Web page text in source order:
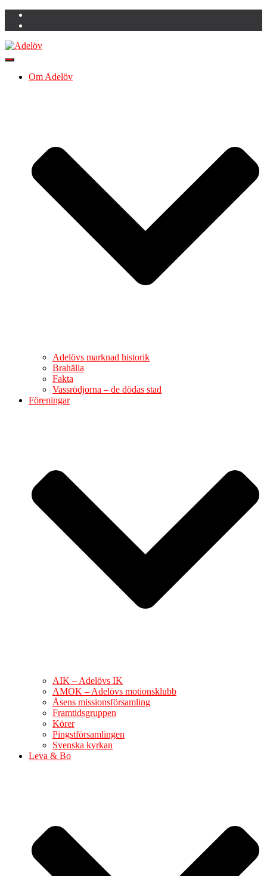
Slå på/av navigering
Om Adelöv
Adelövs marknad historik
Brahälla
Fakta
Vassrödjorna – de dödas stad
Föreningar
AIK – Adelövs IK
AMOK – Adelövs motionsklubb
Åsens missionsförsamling
Framtidsgruppen
Körer
Pingstförsamlingen
Svenska kyrkan
Leva & Bo